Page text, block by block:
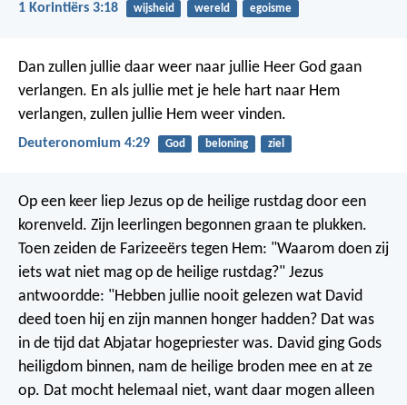
1 Korintiërs 3:18 wijsheid wereld egoisme
Dan zullen jullie daar weer naar jullie Heer God gaan
verlangen. En als jullie met je hele hart naar Hem
verlangen, zullen jullie Hem weer vinden.
Deuteronomium 4:29 God beloning ziel
Op een keer liep Jezus op de heilige rustdag door een
korenveld. Zijn leerlingen begonnen graan te plukken.
Toen zeiden de Farizeeërs tegen Hem: "Waarom doen zij
iets wat niet mag op de heilige rustdag?" Jezus
antwoordde: "Hebben jullie nooit gelezen wat David
deed toen hij en zijn mannen honger hadden? Dat was
in de tijd dat Abjatar hogepriester was. David ging Gods
heiligdom binnen, nam de heilige broden mee en at ze
op. Dat mocht helemaal niet, want daar mogen alleen